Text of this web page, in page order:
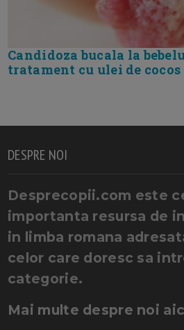
Candidoza bucala la
tratament cu ulei de cocos
DESPRE NOI
Desprecopii.com este
importanta resursa de
in limba romana
celor care doresc sa
categorie.
Mai multe despre noi